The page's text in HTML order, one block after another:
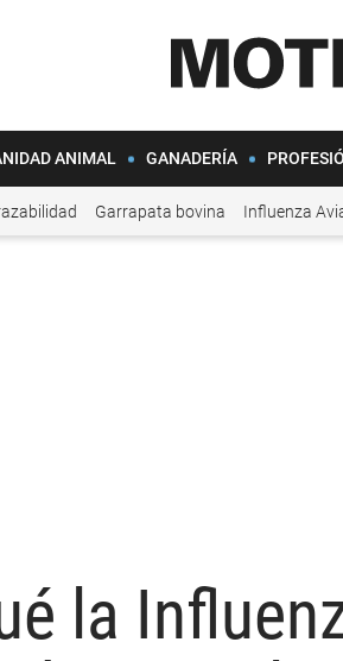
ANIMAL GANADERÍA
Garrapata bovina Influenza
la